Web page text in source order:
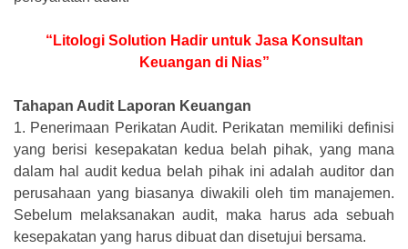
“Litologi Solution Hadir untuk Jasa Konsultan
Keuangan di Nias”
Tahapan Audit Laporan Keuangan
1. Penerimaan Perikatan Audit. Perikatan memiliki definisi
yang berisi kesepakatan kedua belah pihak, yang mana
dalam hal audit kedua belah pihak ini adalah auditor dan
perusahaan yang biasanya diwakili oleh tim manajemen.
Sebelum melaksanakan audit, maka harus ada sebuah
kesepakatan yang harus dibuat dan disetujui bersama.